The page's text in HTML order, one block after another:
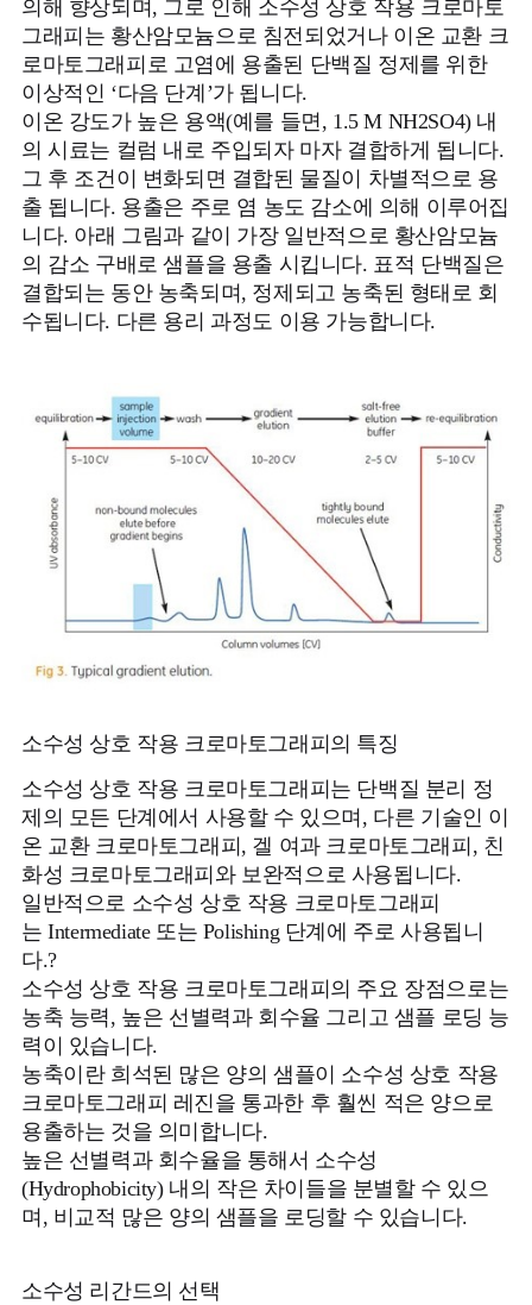
의해 향상되며, 그로 인해 소수성 상호 작용 크로마토
그래피는 황산암모늄으로 침전되었거나 이온 교환 크
로마토그래피로 고염에 용출된 단백질 정제를 위한
이상적인 ‘다음 단계’가 됩니다.
이온 강도가 높은 용액(예를 들면, 1.5 M NH2SO4) 내
의 시료는 컬럼 내로 주입되자 마자 결합하게 됩니다.
그 후 조건이 변화되면 결합된 물질이 차별적으로 용
출 됩니다. 용출은 주로 염 농도 감소에 의해 이루어집
니다. 아래 그림과 같이 가장 일반적으로 황산암모늄
의 감소 구배로 샘플을 용출 시킵니다. 표적 단백질은
결합되는 동안 농축되며, 정제되고 농축된 형태로 회
수됩니다. 다른 용리 과정도 이용 가능합니다.
소수성 상호 작용 크로마토그래피의 특징
소수성 상호 작용 크로마토그래피는 단백질 분리 정
제의 모든 단계에서 사용할 수 있으며, 다른 기술인 이
온 교환 크로마토그래피, 겔 여과 크로마토그래피, 친
화성 크로마토그래피와 보완적으로 사용됩니다.
일반적으로 소수성 상호 작용 크로마토그래피
는 Intermediate 또는 Polishing 단계에 주로 사용됩니
다.?
소수성 상호 작용 크로마토그래피의 주요 장점으로는
농축 능력, 높은 선별력과 회수율 그리고 샘플 로딩 능
력이 있습니다.
농축이란 희석된 많은 양의 샘플이 소수성 상호 작용
크로마토그래피 레진을 통과한 후 훨씬 적은 양으로
용출하는 것을 의미합니다.
높은 선별력과 회수율을 통해서 소수성
(Hydrophobicity) 내의 작은 차이들을 분별할 수 있으
며, 비교적 많은 양의 샘플을 로딩할 수 있습니다.
소수성 리간드의 선택